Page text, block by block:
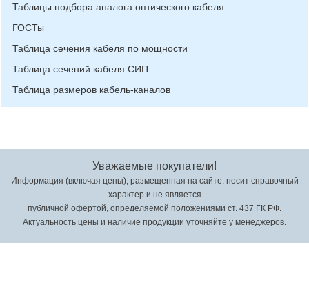
Таблицы подбора аналога оптического кабеля
ГОСТы
Таблица сечения кабеля по мощности
Таблица сечений кабеля СИП
Таблица размеров кабель-каналов
Уважаемые покупатели!
Информация (включая цены), размещенная на сайте, носит справочный
характер и не является
публичной офертой, определяемой положениями ст. 437 ГК РФ.
Актуальность цены и наличие продукции уточняйте у менеджеров.